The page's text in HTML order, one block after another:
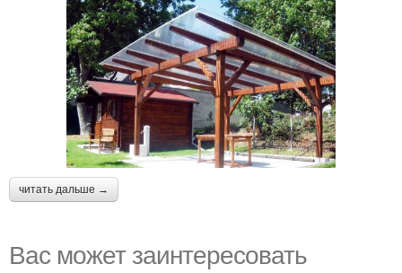
читать дальше →
Вас может заинтересовать